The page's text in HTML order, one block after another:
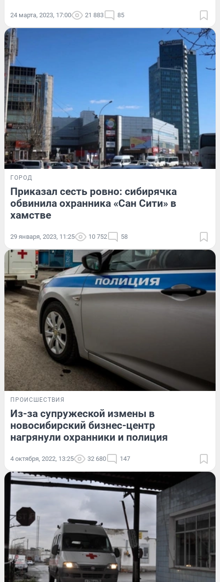
24 марта, 2023, 17:00 21 883 85
ГОРОД
Приказал сесть ровно: сибирячка
обвинила охранника «Сан Сити» в
хамстве
29 января, 2023, 11:25 10 752 58
ПРОИСШЕСТВИЯ
Из-за супружеской измены в
новосибирский бизнес-центр
нагрянули охранники и полиция
4 октября, 2022, 13:25 32 680 147